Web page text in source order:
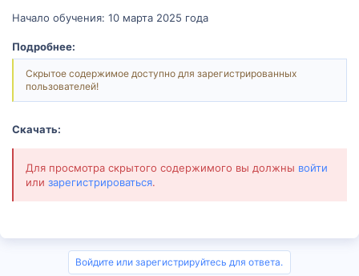
Начало обучения: 10 марта 2025 года
Подробнее:
Скрытое содержимое доступно для зарегистрированных
пользователей!
Скачать:
Для просмотра скрытого содержимого вы должны войти
или зарегистрироваться.
Войдите или зарегистрируйтесь для ответа.